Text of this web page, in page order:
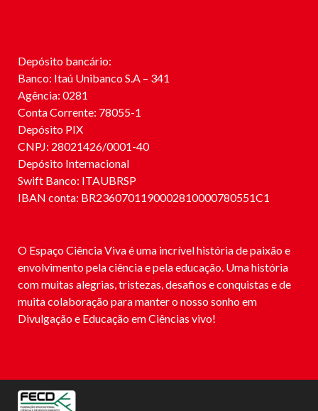
Depósito bancário:
Banco: Itaú Unibanco S.A – 341
Agência: 0281
Conta Corrente: 78055-1
Depósito PIX
CNPJ: 28021426/0001-40
Depósito Internacional
Swift Banco: ITAUBRSP
IBAN conta: BR2360701190002810000780551C1
O Espaço Ciência Viva é uma incrível história de paixão e
envolvimento pela ciência e pela educação. Uma história
com muitas alegrias, tristezas, desafios e conquistas e de
muita colaboração para manter o nosso sonho em
Divulgação e Educação em Ciências vivo!